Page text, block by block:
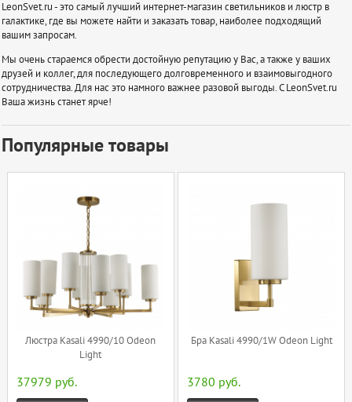
LeonSvet.ru - это самый лучший интернет-магазин светильников и люстр в
галактике, где вы можете найти и заказать товар, наиболее подходящий
вашим запросам.
Мы очень стараемся обрести достойную репутацию у Вас, а также у ваших
друзей и коллег, для последующего долговременного и взаимовыгодного
сотрудничества. Для нас это намного важнее разовой выгоды. С LeonSvet.ru
Ваша жизнь станет ярче!
Популярные товары
Люстра Kasali 4990/10 Odeon
Light
37979 руб.
Бра Kasali 4990/1W Odeon Light
3780 руб.